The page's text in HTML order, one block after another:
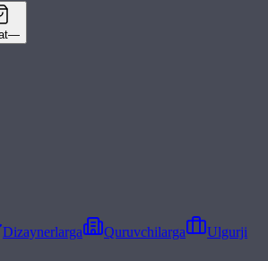
—
Dizaynerlarga Quruvchilarga
Ulgurji